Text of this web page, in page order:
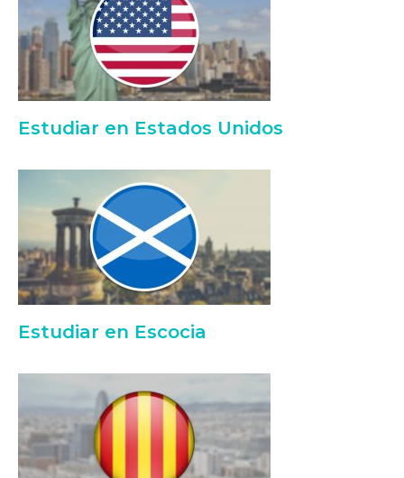
Estudiar en Estados Unidos
Estudiar en Escocia